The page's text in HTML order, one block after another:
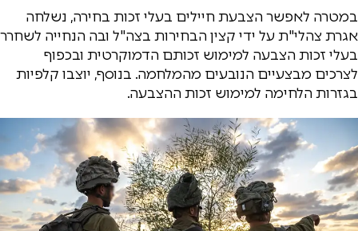
במטרה לאפשר הצבעת חיילים בעלי זכות בחירה, נשלחה
אגרת צהלי"ת על ידי קצין הבחירות בצה"ל ובה הנחייה לשחרר
בעלי זכות הצבעה למימוש זכותם הדמוקרטית ובכפוף
לצרכים מבצעיים הנובעים מהמלחמה. בנוסף, יוצבו קלפיות
בגזרות הלחימה למימוש זכות ההצבעה.